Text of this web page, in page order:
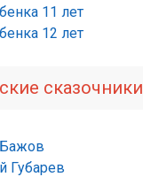
11 лет
12 лет
сказочники
Губарев